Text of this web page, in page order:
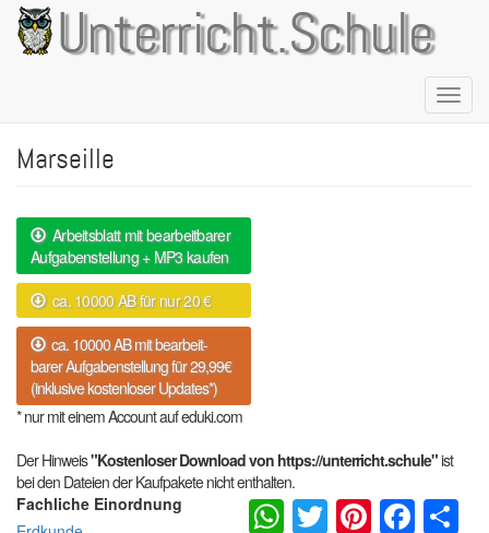
Direkt
zum
Inhalt
Unterricht.Schule
Marseille
Arbeitsblatt mit bearbeitbarer
Aufgabenstellung + MP3 kaufen
ca. 10000 AB für nur 20 €
ca. 10000 AB mit bearbeit-
barer Aufgabenstellung für 29,99€
(inklusive kostenloser Updates*)
* nur mit einem Account auf eduki.com
Der Hinweis"Kostenloser Download von https://unterricht.schule"ist
bei den Dateien der Kaufpakete nicht enthalten.
Fachliche Einordnung
WhatsApp
Twitter